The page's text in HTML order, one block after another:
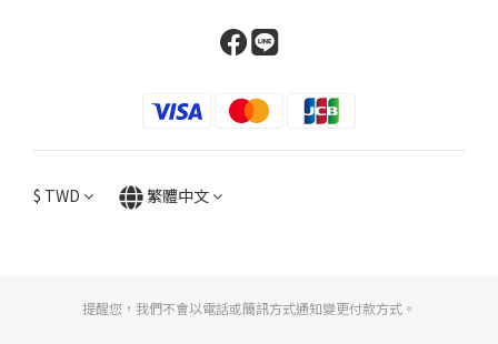
$ TWD 繁體中文
提醒您，我們不會以電話或簡訊方式通知變更付款方式。